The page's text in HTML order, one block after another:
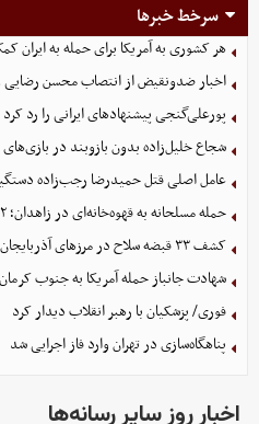
سرخط خبرها
هر کشوری به آمریکا برای حمله به
اخبار ضدونقیض از انتصاب محسن رضایی
پورعلی‌گنجی پیشنهادهای ایرانی را رد کرد
شجاع خلیل‌زاده بدون بازوبند در
عامل اصلی قتل حمیدرضا رجب‌زاده
حمله مسلحانه به قهوه‌خانه‌ای در زاهدان؛ ۲ نفر جان باختند
کشف ۳۳ قبضه سلاح در مرزهای آذربایجان غربی
شهادت جانباز حمله آمریکا به جنوب کرمان
فوری/ پزشکیان با رهبر انقلاب دیدار کرد
پناهگاه‌سازی در تهران وارد فاز اجرایی شد